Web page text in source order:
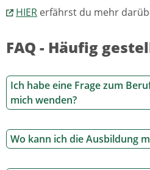
HIER erfährst du mehr
FAQ - Häufig
Ich habe eine Frage zum
mich wenden?
Wo kann ich die Ausbildung